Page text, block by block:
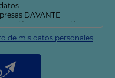
DAVANTE
y prospección
sus datos, así
en nuestra
de mis datos personales